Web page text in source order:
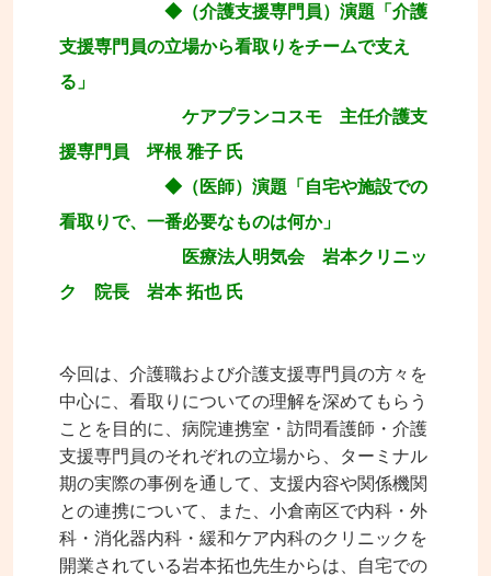
◆（介護支援専門員）演題「介護
支援専門員の立場から看取りをチームで支え
る」
ケアプランコスモ 主任介護支
援専門員 坪根 雅子 氏
◆（医師）演題「自宅や施設での
看取りで、一番必要なものは何か」
医療法人明気会 岩本クリニッ
ク 院長 岩本 拓也 氏
今回は、介護職および介護支援専門員の方々を
中心に、看取りについての理解を深めてもらう
ことを目的に、病院連携室・訪問看護師・介護
支援専門員のそれぞれの立場から、ターミナル
期の実際の事例を通して、支援内容や関係機関
との連携について、また、小倉南区で内科・外
科・消化器内科・緩和ケア内科のクリニックを
開業されている岩本拓也先生からは、自宅での